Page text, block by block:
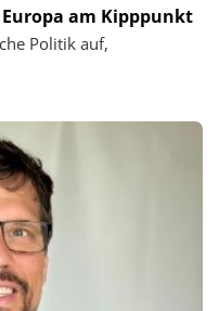
am Kipppunkt
Politik auf,